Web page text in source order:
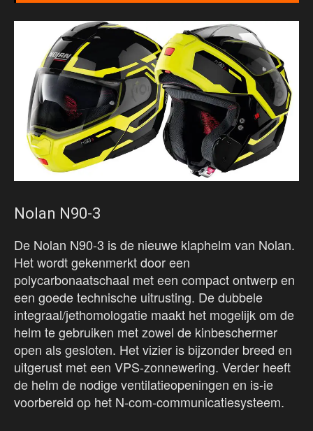
Nolan N90-3
De Nolan N90-3 is de nieuwe klaphelm van Nolan.
Het wordt gekenmerkt door een
polycarbonaatschaal met een compact ontwerp en
een goede technische uitrusting. De dubbele
integraal/jethomologatie maakt het mogelijk om de
helm te gebruiken met zowel de kinbeschermer
open als gesloten. Het vizier is bijzonder breed en
uitgerust met een VPS-zonnewering. Verder heeft
de helm de nodige ventilatieopeningen en is-ie
voorbereid op het N-com-communicatiesysteem.